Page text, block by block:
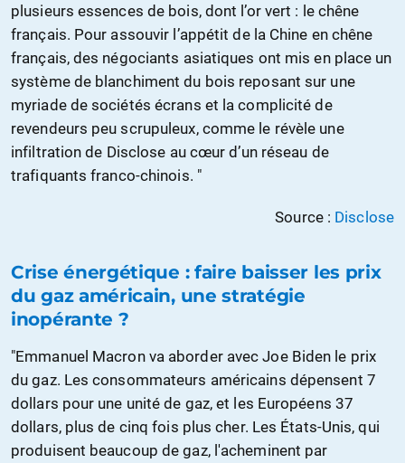
plusieurs essences de bois, dont l’or vert : le chêne
français. Pour assouvir l’appétit de la Chine en chêne
français, des négociants asiatiques ont mis en place un
système de blanchiment du bois reposant sur une
myriade de sociétés écrans et la complicité de
revendeurs peu scrupuleux, comme le révèle une
infiltration de Disclose au cœur d’un réseau de
trafiquants franco-chinois. "
Source : Disclose
Crise énergétique : faire baisser les prix
du gaz américain, une stratégie
inopérante ?​
"Emmanuel Macron va aborder avec Joe Biden le prix
du gaz. Les consommateurs américains dépensent 7
dollars pour une unité de gaz, et les Européens 37
dollars, plus de cinq fois plus cher. Les États-Unis, qui
produisent beaucoup de gaz, l'acheminent par